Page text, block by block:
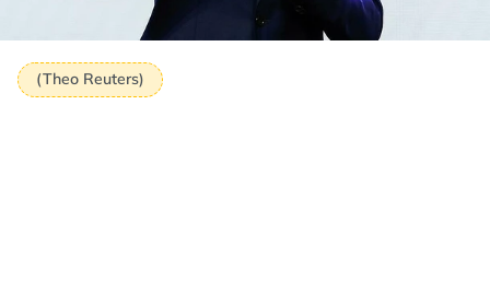
(Theo Reuters)